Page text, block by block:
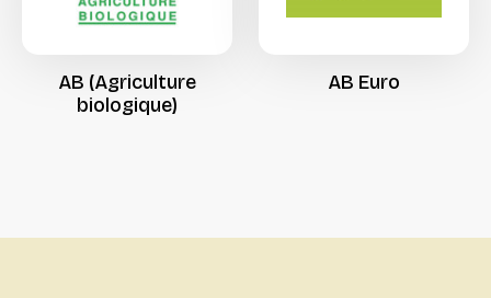
AB (Agriculture
biologique)
AB Euro